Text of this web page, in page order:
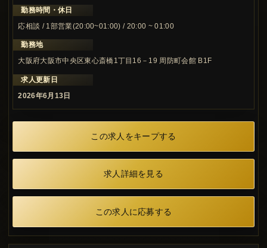
勤務時間・休日
応相談 / 1部営業(20:00~01:00) / 20:00 ~ 01:00
勤務地
大阪府大阪市中央区東心斎橋1丁目16－19 周防町会館 B1F
求人更新日
2026年6月13日
この求人をキープする
求人詳細を見る
この求人に応募する